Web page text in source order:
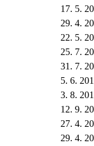
17. 5.
29. 4.
22. 5.
25. 7.
31. 7.
5. 6.
3. 8.
12. 9.
27. 4.
29. 4.